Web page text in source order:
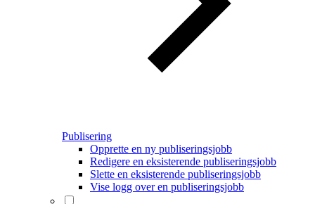
Publisering
Opprette en ny publiseringsjobb
Redigere en eksisterende publiseringsjobb
Slette en eksisterende publiseringsjobb
Vise logg over en publiseringsjobb